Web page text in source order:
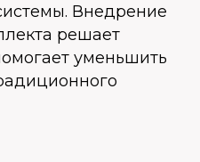
Внедрение
решает
уменьшить